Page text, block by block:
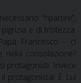
“ripartire”,
e di tristezza.
Francesco – ci
nella consolazione?
protagonisti. Invece
protagonista! È Lui